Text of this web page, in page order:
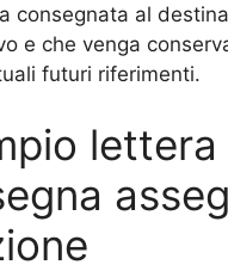
consegnata al
e che venga
futuri riferimenti.
lettera